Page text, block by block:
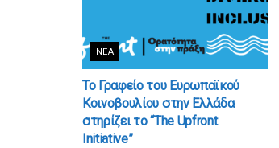
ΝΈΑ
Το Γραφείο του Ευρωπαϊκού
Κοινοβουλίου στην Ελλάδα
στηρίζει το “The Upfront
Initiative”